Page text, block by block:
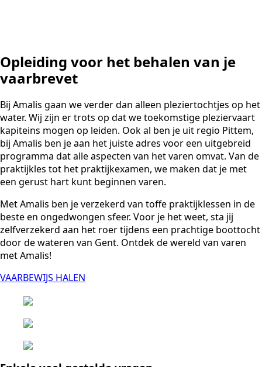
Opleiding voor het behalen van je
vaarbrevet
Bij Amalis gaan we verder dan alleen pleziertochtjes op het
water. Wij zijn er trots op dat we toekomstige pleziervaart
kapiteins mogen op leiden. Ook al ben je uit regio Pittem,
bij Amalis ben je aan het juiste adres voor een uitgebreid
programma dat alle aspecten van het varen omvat. Van de
praktijkles tot het praktijkexamen, we maken dat je met
een gerust hart kunt beginnen varen.
Met Amalis ben je verzekerd van toffe praktijklessen in de
beste en ongedwongen sfeer. Voor je het weet, sta jij
zelfverzekerd aan het roer tijdens een prachtige boottocht
door de wateren van Gent. Ontdek de wereld van varen
met Amalis!
VAARBEWIJS HALEN